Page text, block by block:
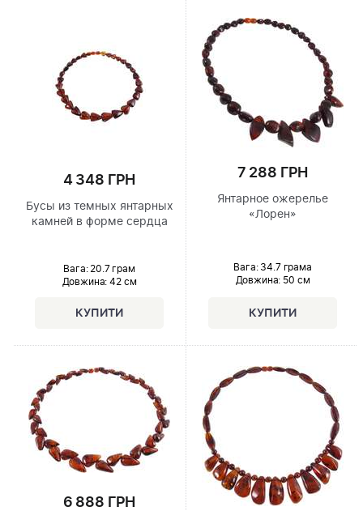
4 348 ГРН
Бусы из темных янтарных
камней в форме сердца
Вага: 20.7 грам
Довжина: 42 см
7 288 ГРН
Янтарное ожерелье
«Лорен»
Вага: 34.7 грама
Довжина: 50 см
6 888 ГРН